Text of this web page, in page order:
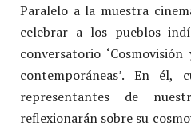
Paralelo a la muestra
celebrar a los pueblos
conversatorio
contemporáneas’. En él,
representantes de
reflexionarán sobre su